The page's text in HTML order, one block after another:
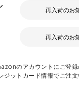
再入荷のお
再入荷のお
のアカウントにご登録
ジットカード情報でご注文